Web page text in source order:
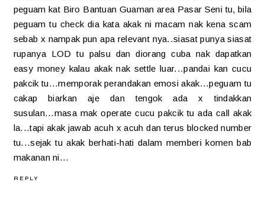
peguam kat Biro Bantuan Guaman area Pasar Seni tu, bila
peguam tu check dia kata akak ni macam nak kena scam
sebab x nampak pun apa relevant nya..siasat punya siasat
rupanya LOD tu palsu dan diorang cuba nak dapatkan
easy money kalau akak nak settle luar...pandai kan cucu
pakcik tu...memporak perandakan emosi akak...peguam tu
cakap biarkan aje dan tengok ada x tindakkan
susulan...masa mak operate cucu pakcik tu ada call akak
la...tapi akak jawab acuh x acuh dan terus blocked number
tu...sejak tu akak berhati-hati dalam memberi komen bab
makanan ni...
REPLY